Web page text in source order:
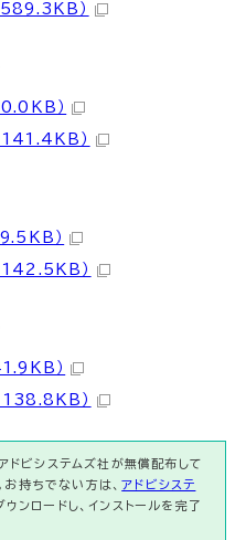
）
）
）
）
）
）
）
ドビシステムズ社が無償配布して
持ちでない方は、アドビシステ
ウンロードし、インストールを完了